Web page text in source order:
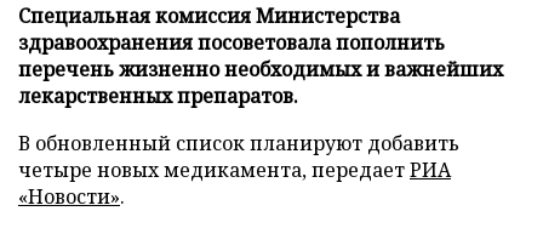
Специальная комиссия Министерства
здравоохранения посоветовала пополнить
перечень жизненно необходимых и важнейших
лекарственных препаратов.
В обновленный список планируют добавить
четыре новых медикамента, передаетРИА
«Новости».